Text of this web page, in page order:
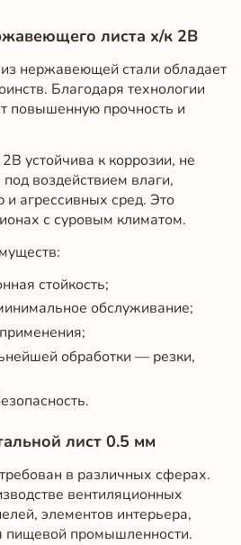
листа х/к 2B
нержавеющей стали обладает
Благодаря технологии
повышенную прочность и
устойчива к коррозии, не
воздействием влаги,
и агрессивных сред. Это
с суровым климатом.
стойкость;
обслуживание;
обработки — резки,
лист 0.5 мм
в различных сферах.
вентиляционных
элементов интерьера,
пищевой промышленности.